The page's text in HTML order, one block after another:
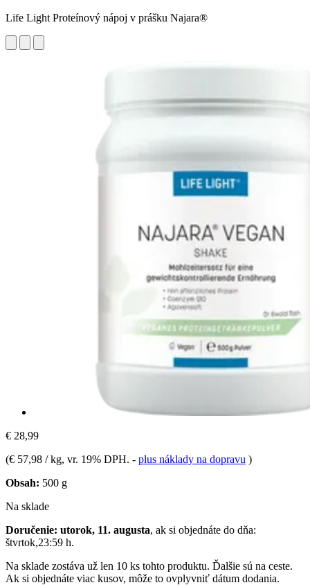
Life Light Proteínový nápoj v prášku Najara®
€ 28,99
(€ 57,98 / kg, vr. 19% DPH. - plus náklady na dopravu )
Obsah: 500 g
Na sklade
Doručenie: utorok, 11. augusta, ak si objednáte do dňa:
štvrtok,23:59 h.
Na sklade zostáva už len 10 ks tohto produktu. Ďalšie sú na ceste.
Ak si objednáte viac kusov, môže to ovplyvniť dátum dodania.